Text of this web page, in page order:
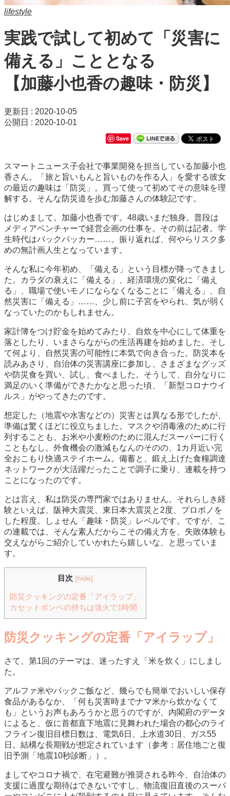
lifestyle
実践で試して初めて「災害に
備える」こととなる
【加藤小也香の趣味・防災】
更新日 : 2020-10-05
公開日 : 2020-10-01
Save
スマートニュース子会社で事業開発を担当している加藤小也
香さん。「旅と旨いもんと旨いものを作る人」を愛する彼女
の最近の趣味は「防災」。買って使って初めてその意味を理
解する。そんな防災道を歩む加藤さんの体験記です。
はじめまして。加藤小也香です。48歳いまだ独身。普段は
メディアベンチャーで経営企画の仕事を。その前は記者。学
生時代はバックパッカー……。振り返れば、何やらリスク多
めの無計画人生となっています。
そんな私に今年初め、「備える」という目標が降ってきまし
た。カラダの衰えに「備える」、経済環境の変化に「備え
る」、職場で使いモノにならなくなることに「備える」、自
然災害に「備える」……、少し前に子宮をやられ、気が弱く
なっていたのかもしれません。
家計簿をつけ貯金を始めてみたり、自炊を中心にして体重を
落としたり、いまさらながらの生活再建を始めました。そし
て何より、自然災害の可能性に本気で向き合った。防災本を
読みあさり、自治体の災害講座に参加し、さまざまなグッズ
や防災食を買い、試し、食べました。そうして、自分なりに
満足のいく準備ができたかなと思った頃、「新型コロナウイ
ルス」がやってきたのです。
想定した（地震や水害などの）災害とは異なる形でしたが、
準備は驚くほどに役立ちました。マスクや消毒液のために行
列することも、お米や小麦粉のために混んだスーパーに行く
こともなし。外食機会の激減もなんのそのの、1カ月近い完
全おこもり快適ステイホーム。備蓄と、鍛え上げた食糧調達
ネットワークが大活躍だったことで調子に乗り、連載を持つ
ことになったのです。
とは言え、私は防災の専門家ではありません。それらしき経
験といえば、阪神大震災、東日本大震災と2度、プロボノを
した程度。しょせん「趣味・防災」レベルです。ですが、こ
の連載では、そんな素人だからこその備え方を、失敗体験も
交えながらご紹介していかれたら嬉しいな、と思っていま
す。
目次 [hide]
防災クッキングの定番「アイラップ」
カセットボンベの持ちは強火で1時間
防災クッキングの定番「アイラップ」
さて、第1回のテーマは、迷ったすえ「米を炊く」にしまし
た。
アルファ米やパックご飯など、幾らでも簡単でおいしい保存
食品があるなか、「何も災害時までナマ米から炊かなくて
も」というお声もあろうかと思うのですが、内閣府のデータ
によると、仮に首都直下地震に見舞われた場合の都心のライ
フライン復旧目標日数は、電気6日、上水道30日、ガス55
日。結構な長期戦が想定されています（参考：居住地ごと復
旧予測「地震10秒診断」）。
ましてやコロナ禍で、在宅避難が推奨される昨今、自治体の
支援に過度な期待はできないですし、物流復旧直後のスーパ